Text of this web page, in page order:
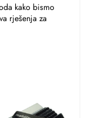
kako bismo
rješenja za